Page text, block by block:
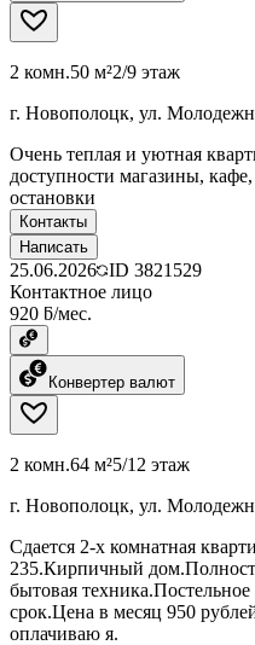
2 комн.50 м²2/9 этаж
г. Новополоцк, ул.
Очень теплая и уютная
доступности магазины,
остановки
Контакты
Написать
25.06.2026 ID 3821529
Контактное лицо
920 ƃ/мес.
Конвертер валют
2 комн.64 м²5/12 этаж
г. Новополоцк, ул.
Сдается 2-х комнатная
235.Кирпичный
бытовая
срок.Цена в месяц 950
оплачиваю я.